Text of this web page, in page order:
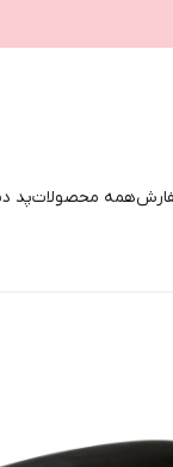
همه محصولاتپد